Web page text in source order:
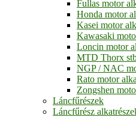
Fullas motor
Honda motor
Kasei motor
Kawasaki
Loncin motor
MTD Thorx
NGP / NAC
Rato motor
Zongshen
Láncfűrészek
Láncfűrész